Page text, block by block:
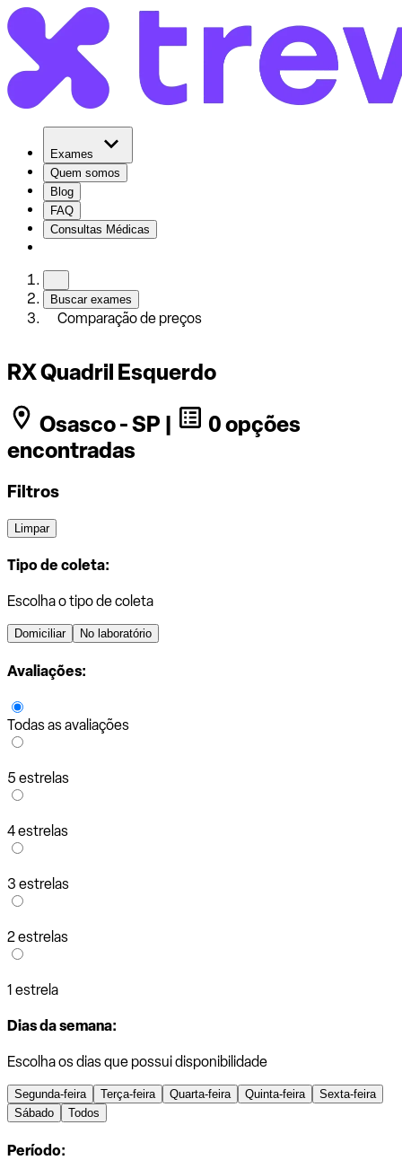
Exames
Quem somos
Blog
FAQ
Consultas Médicas
Buscar exames
Comparação de preços
RX Quadril Esquerdo
Osasco - SP |
0 opções
encontradas
Filtros
Limpar
Tipo de coleta:
Escolha o tipo de coleta
Domiciliar No laboratório
Avaliações:
Todas as avaliações
5 estrelas
4 estrelas
3 estrelas
2 estrelas
1 estrela
Dias da semana:
Escolha os dias que possui disponibilidade
Segunda-feira Terça-feira Quarta-feira Quinta-feira
Sexta-feira
Sábado
Todos
Período: